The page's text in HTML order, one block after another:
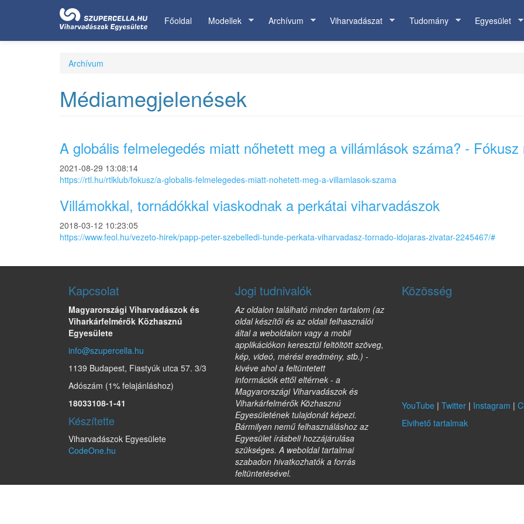
Főoldal Modellek Archívum Viharvadászat Tudomány Egyesület
Archívum
Médiamegjelenések
A globális felmelegedés miatt nőhetett meg a villámlások száma? - Fókusz
2021-08-29 13:08:14
https://rtl.hu/rtlklub/fokusz/a-globalis-felmelegedes-miatt-nohetett-meg-a-villamlasok-szama
Villámokkal, tornádókkal viaskodnak a perkátai viharvadászok
2018-03-12 10:23:05
https://www.feol.hu/vezeto-hirek/papp-peter-szebelledi-tunde-perkata-viharvadasz-tornado-idojaras-zivatar-2245467/#
Kapcsolat
Magyarországi Viharvadászok és
Viharkárfelmérők Közhasznú
Egyesülete
info@szupercella.hu
1139 Budapest, Fiastyúk utca 57. 3/3
Adószám (1% felajánláshoz)
18033108-1-41
Készítette
Viharvadászok Egyesülete
CodeOne.hu
Jogi tudnivalók
Az oldalon található minden tartalom (az
oldal készítői és az oldali felhasználói
által a weboldalon vagy a mobil
applikációkon keresztül feltöltött szöveg,
kép, videó, mérési eredmény, stb.) -
kivéve ahol a feltüntetett
információk ettől eltérnek - a
Magyarországi Viharvadászok és
Viharkárfelmérők Közhasznú
Egyesületének tulajdonát képezi.
Bármilyen nemű felhasználáshoz az
Egyesület írásbeli hozzájárulása
szükséges. A weboldal tartalmai
szabadon hivatkozhatók a forrás
feltüntetésével.
Közösség
YouTube | Twitter | Instagram |
Elvihető tartalmak